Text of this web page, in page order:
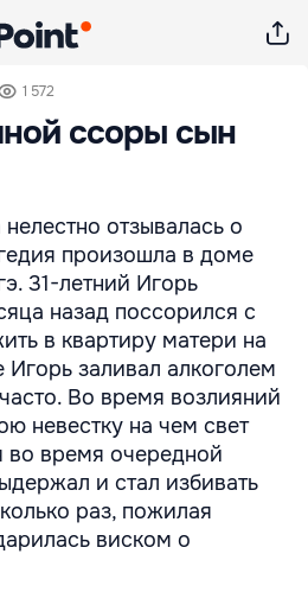
1 572
ссоры сын
отзывалась о
произошла в доме
31-летний Игорь
назад поссорился с
в квартиру матери на
заливал алкоголем
Во время возлияний
невестку на чем свет
во время очередной
и стал избивать
раз, пожилая
виском о